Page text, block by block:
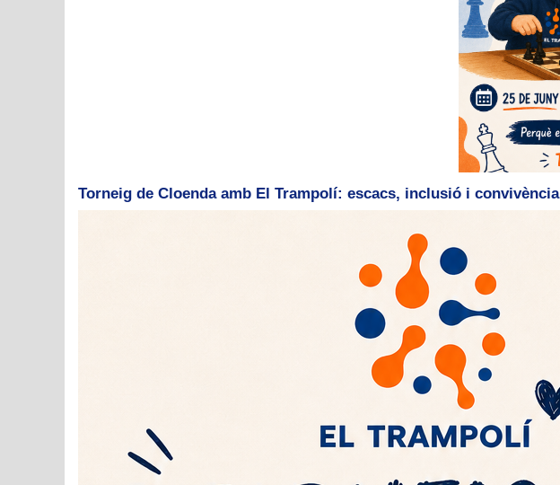
Torneig de Cloenda amb El Trampolí: escacs, inclusió i convivència